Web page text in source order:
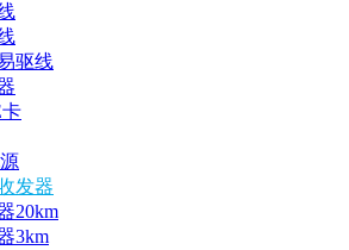
驱线
卡
发器
20km
3km